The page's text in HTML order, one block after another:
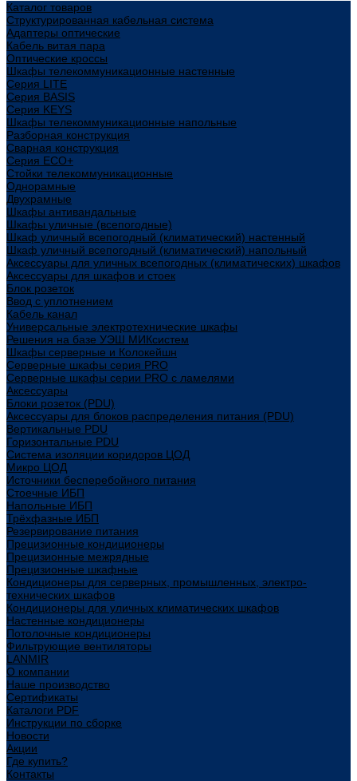
Каталог товаров
Структурированная кабельная система
Адаптеры оптические
Кабель витая пара
Оптические кроссы
Шкафы телекоммуникационные настенные
Cерия LITE
Cерия BASIS
Cерия KEYS
Шкафы телекоммуникационные напольные
Разборная конструкция
Сварная конструкция
Серия ECO+
Стойки телекоммуникационные
Однорамные
Двухрамные
Шкафы антивандальные
Шкафы уличные (всепогодные)
Шкаф уличный всепогодный (климатический) настенный
Шкаф уличный всепогодный (климатический) напольный
Аксессуары для уличных всепогодных (климатических) шкафов
Аксессуары для шкафов и стоек
Блок розеток
Ввод с уплотнением
Кабель канал
Универсальные электротехнические шкафы
Решения на базе УЭШ МИКсистем
Шкафы серверные и Колокейшн
Серверные шкафы серия PRO
Серверные шкафы серии PRO с ламелями
Аксессуары
Блоки розеток (PDU)
Аксессуары для блоков распределения питания (PDU)
Вертикальные PDU
Горизонтальные PDU
Система изоляции коридоров ЦОД
Микро ЦОД
Источники бесперебойного питания
Стоечные ИБП
Напольные ИБП
Трёхфазные ИБП
Резервирование питания
Прецизионные кондиционеры
Прецизионные межрядные
Прецизионные шкафные
Кондиционеры для серверных, промышленных, электро-
технических шкафов
Кондиционеры для уличных климатических шкафов
Настенные кондиционеры
Потолочные кондиционеры
Фильтрующие вентиляторы
LANMIR
О компании
Наше производство
Сертификаты
Каталоги PDF
Инструкции по сборке
Новости
Акции
Где купить?
Контакты